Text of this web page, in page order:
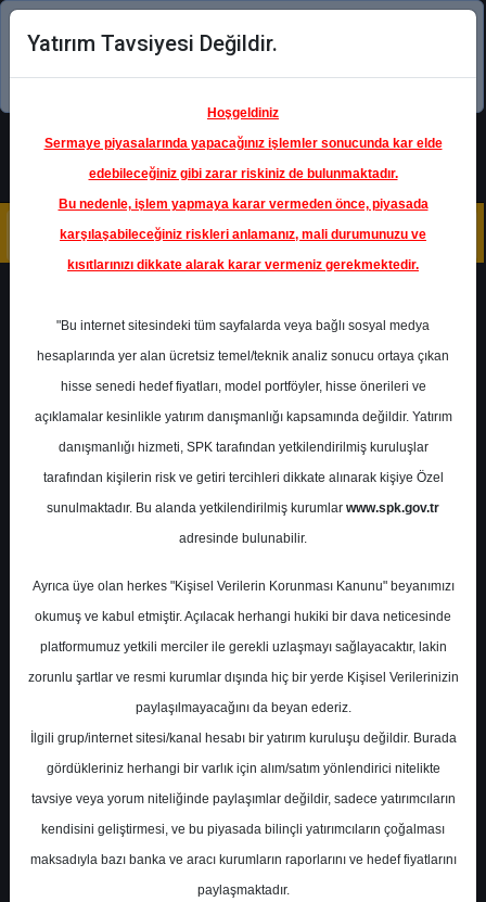
Şimdi uygulamayı indirin!
FROTO - FORD OTOMOTİV
SANAYİ A.Ş.
Hedef Fiyat 130.00 ₺
Getiri
%66.45
0 0
En Yüksek Tahmin
Ortalama Fiyat Tahmini
Yatırım Tavsiyesi Değildir.
Hoşgeldiniz
Sermaye piyasalarında yapacağınız işlemler sonucunda kar elde
edebileceğiniz gibi zarar riskiniz de bulunmaktadır.
Bu nedenle, işlem yapmaya karar vermeden önce, piyasada
karşılaşabileceğiniz riskleri anlamanız, mali durumunuzu ve
kısıtlarınızı dikkate alarak karar vermeniz gerekmektedir.
"Bu internet sitesindeki tüm sayfalarda veya bağlı sosyal medya
hesaplarında yer alan ücretsiz temel/teknik analiz sonucu ortaya çıkan
hisse senedi hedef fiyatları, model portföyler, hisse önerileri ve
açıklamalar kesinlikle yatırım danışmanlığı kapsamında değildir. Yatırım
danışmanlığı hizmeti, SPK tarafından yetkilendirilmiş kuruluşlar
tarafından kişilerin risk ve getiri tercihleri dikkate alınarak kişiye Özel
sunulmaktadır. Bu alanda yetkilendirilmiş kurumlar www.spk.gov.tr
adresinde bulunabilir.
Ayrıca üye olan herkes "Kişisel Verilerin Korunması Kanunu" beyanımızı
okumuş ve kabul etmiştir. Açılacak herhangi hukiki bir dava neticesinde
platformumuz yetkili merciler ile gerekli uzlaşmayı sağlayacaktır, lakin
zorunlu şartlar ve resmi kurumlar dışında hiç bir yerde Kişisel Verilerinizin
paylaşılmayacağını da beyan ederiz.
İlgili grup/internet sitesi/kanal hesabı bir yatırım kuruluşu değildir. Burada
gördükleriniz herhangi bir varlık için alım/satım yönlendirici nitelikte
tavsiye veya yorum niteliğinde paylaşımlar değildir, sadece yatırımcıların
kendisini geliştirmesi, ve bu piyasada bilinçli yatırımcıların çoğalması
maksadıyla bazı banka ve aracı kurumların raporlarını ve hedef fiyatlarını
paylaşmaktadır.